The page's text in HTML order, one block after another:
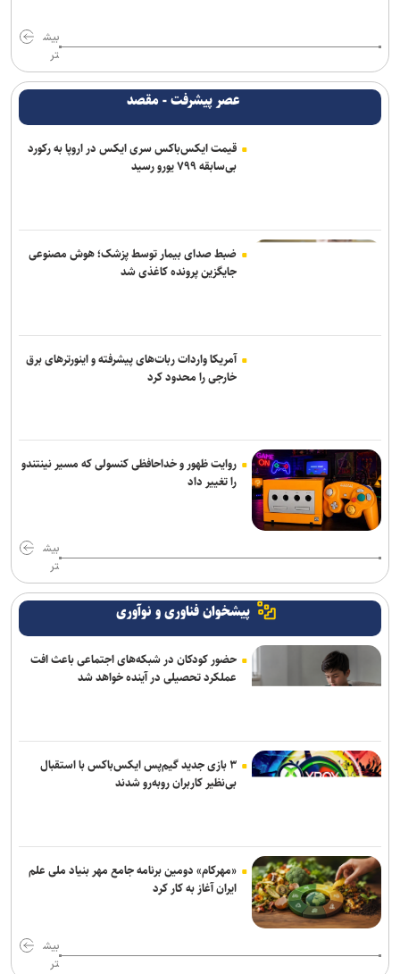
اعلام شماره پیراهن بازیکنان پرسپولیس برای لیگ بیست‌وششم
عیسی‌لو به چادرملو اردکان پیوست
کلباسی به چادرملو پیوست
باقری قراردادش را با پیکان تمدید کرد
بیش
تر
عصر پیشرفت - مقصد
قیمت ایکس‌باکس سری ایکس در اروپا به رکورد
بی‌سابقه ۷۹۹ یورو رسید
ضبط صدای بیمار توسط پزشک؛ هوش مصنوعی
جایگزین پرونده کاغذی شد
آمریکا واردات ربات‌های پیشرفته و اینورترهای برق
خارجی را محدود کرد
روایت ظهور و خداحافظی کنسولی که مسیر نینتندو
را تغییر داد
بیش
تر
پیشخوان فناوری و نوآوری
حضور کودکان در شبکه‌های اجتماعی باعث افت
عملکرد تحصیلی در آینده خواهد شد
۳ بازی جدید گیم‌پس ایکس‌باکس با استقبال
بی‌نظیر کاربران روبه‌رو شدند
«مهرکام» دومین برنامه جامع مهر بنیاد ملی علم
ایران آغاز به کار کرد
بیش
تر